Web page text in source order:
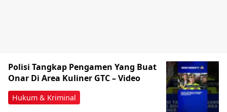
Hukum & Kriminal
Polisi Tangkap Pengamen Yang Buat
Onar Di Area Kuliner GTC – Video